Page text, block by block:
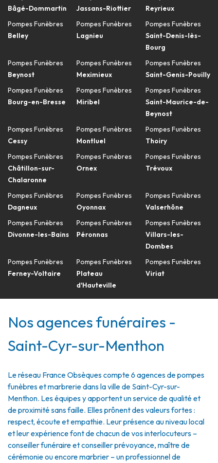
Bâgé-Dommartin
Pompes Funèbres
Belley
Pompes Funèbres
Beynost
Pompes Funèbres
Bourg-en-Bresse
Pompes Funèbres
Cessy
Pompes Funèbres
Châtillon-sur-
Chalaronne
Pompes Funèbres
Dagneux
Pompes Funèbres
Divonne-les-Bains
Pompes Funèbres
Ferney-Voltaire
Jassans-Riottier
Pompes Funèbres
Lagnieu
Pompes Funèbres
Meximieux
Pompes Funèbres
Miribel
Pompes Funèbres
Montluel
Pompes Funèbres
Ornex
Pompes Funèbres
Oyonnax
Pompes Funèbres
Péronnas
Pompes Funèbres
Plateau
d'Hauteville
Reyrieux
Pompes Funèbres
Saint-Denis-lès-
Bourg
Pompes Funèbres
Saint-Genis-Pouilly
Pompes Funèbres
Saint-Maurice-de-
Beynost
Pompes Funèbres
Thoiry
Pompes Funèbres
Trévoux
Pompes Funèbres
Valserhône
Pompes Funèbres
Villars-les-
Dombes
Pompes Funèbres
Viriat
Nos agences funéraires -
Saint-Cyr-sur-Menthon
Le réseau France Obsèques compte 6 agences de pompes
funèbres et marbrerie dans la ville de Saint-Cyr-sur-
Menthon. Les équipes y apportent un service de qualité et
de proximité sans faille. Elles prônent des valeurs fortes :
respect, écoute et empathie. Leur présence au niveau local
et leur expérience font de chacun de vos interlocuteurs –
conseiller funéraire et conseiller prévoyance, maître de
cérémonie ou encore marbrier – un professionnel de